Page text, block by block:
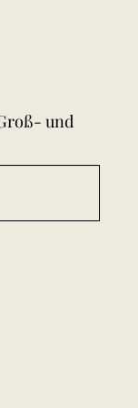
und